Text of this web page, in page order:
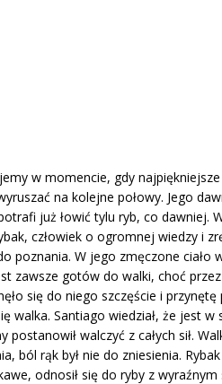
w momencie, gdy
na kolejne połowy. Jego
już łowić tylu ryb, co dawniej.
człowiek o ogromnej wiedzy i
poznania. W jego zmęczone ciało
zawsze gotów do walki, choć
się do niego szczęście i
walka. Santiago wiedział, że jest
postanowił walczyć z całych sił.
ból rąk był nie do zniesienia.
odnosił się do ryby z wyraźnym